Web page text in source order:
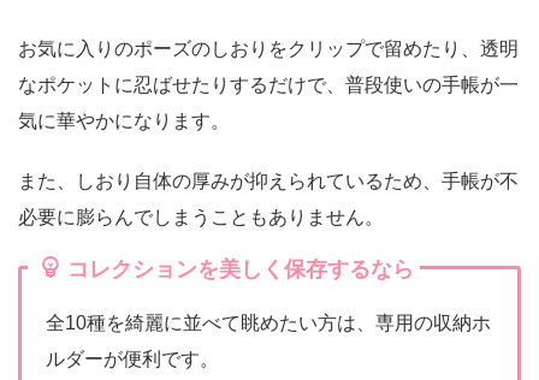
お気に入りのポーズのしおりをクリップで留めたり、透明
なポケットに忍ばせたりするだけで、普段使いの手帳が一
気に華やかになります。
また、しおり自体の厚みが抑えられているため、手帳が不
必要に膨らんでしまうこともありません。
コレクションを美しく保存するなら
全10種を綺麗に並べて眺めたい方は、専用の収納ホ
ルダーが便利です。